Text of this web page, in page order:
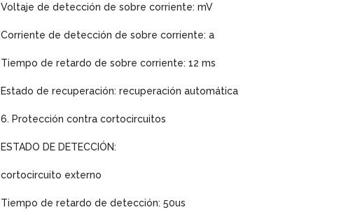
Voltaje de detección de sobre corriente: mV
Corriente de detección de sobre corriente: a
Tiempo de retardo de sobre corriente: 12 ms
Estado de recuperación: recuperación automática
6. Protección contra cortocircuitos
ESTADO DE DETECCIÓN:
cortocircuito externo
Tiempo de retardo de detección: 50us